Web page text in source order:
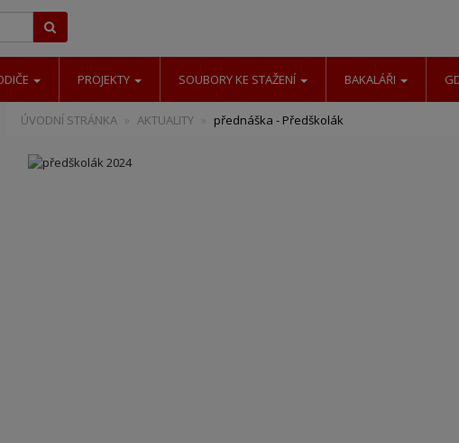
PROJEKTY SOUBORY KE STAŽENÍ BAKALÁŘI
ÚVODNÍ STRÁNKA AKTUALITY přednáška - Předškolák